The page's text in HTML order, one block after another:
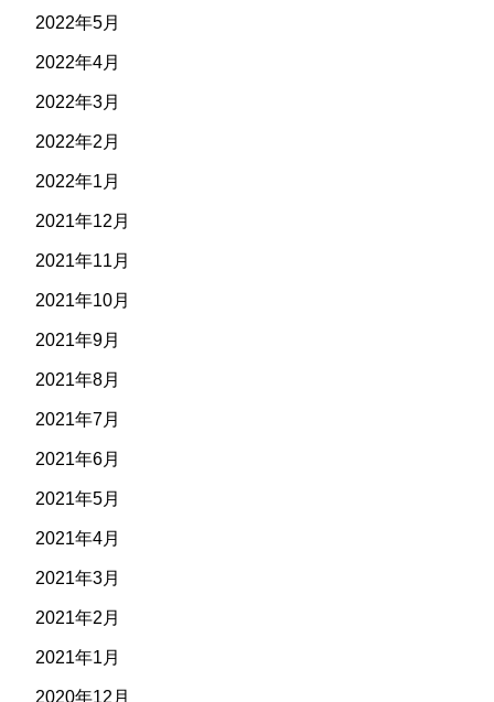
2022年5月
2022年4月
2022年3月
2022年2月
2022年1月
2021年12月
2021年11月
2021年10月
2021年9月
2021年8月
2021年7月
2021年6月
2021年5月
2021年4月
2021年3月
2021年2月
2021年1月
2020年12月